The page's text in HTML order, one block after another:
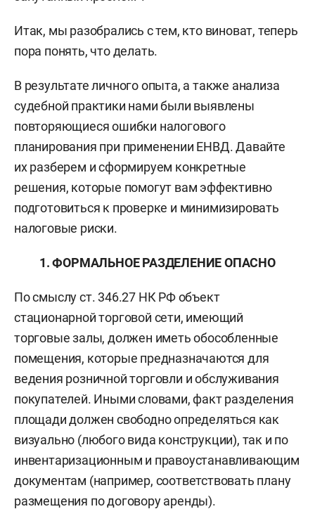
Итак, мы разобрались с тем, кто виноват, теперь
пора понять, что делать.
В результате личного опыта, а также анализа
судебной практики нами были выявлены
повторяющиеся ошибки налогового
планирования при применении ЕНВД. Давайте
их разберем и сформируем конкретные
решения, которые помогут вам эффективно
подготовиться к проверке и минимизировать
налоговые риски.
1. ФОРМАЛЬНОЕ РАЗДЕЛЕНИЕ ОПАСНО
По смыслу ст. 346.27 НК РФ объект
стационарной торговой сети, имеющий
торговые залы, должен иметь обособленные
помещения, которые предназначаются для
ведения розничной торговли и обслуживания
покупателей. Иными словами, факт разделения
площади должен свободно определяться как
визуально (любого вида конструкции), так и по
инвентаризационным и правоустанавливающим
документам (например, соответствовать плану
размещения по договору аренды).